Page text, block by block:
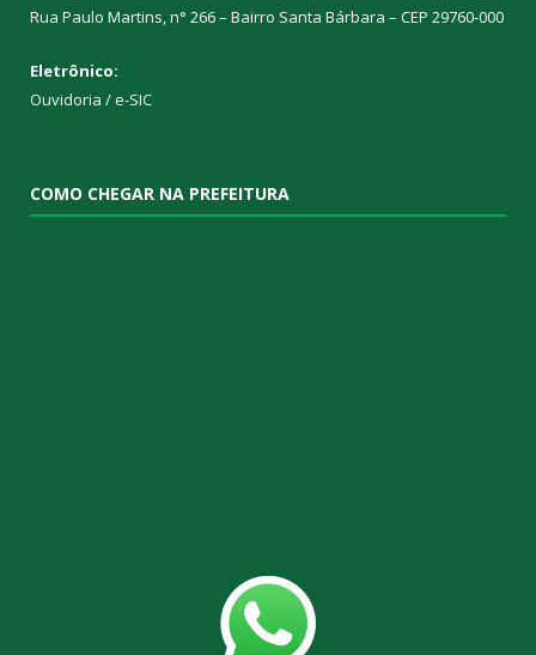
Rua Paulo Martins, n° 266 – Bairro Santa Bárbara – CEP 29760-000
Eletrônico:
Ouvidoria /e-SIC
COMO CHEGAR NA PREFEITURA